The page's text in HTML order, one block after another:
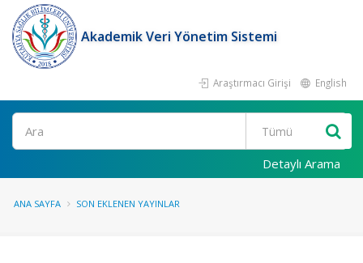
Akademik Veri Yönetim Sistemi
Araştırmacı Girişi English
Ara
Detaylı Arama
ANA SAYFA SON EKLENEN YAYINLAR